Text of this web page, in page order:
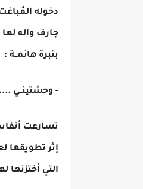
دخوله
جارف واله
بنبرة هائمــة :
- وحشتينــي
تسارعت
إثر تطويقها
التي أختزنها